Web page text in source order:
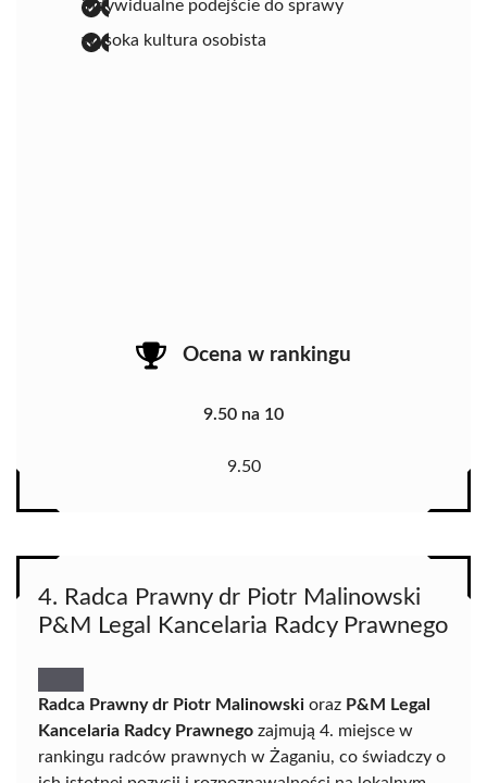
indywidualne podejście do sprawy
wysoka kultura osobista
Ocena w rankingu
9.50 na 10
9.50
4. Radca Prawny dr Piotr Malinowski
P&M Legal Kancelaria Radcy Prawnego
Radca Prawny dr Piotr Malinowski oraz P&M Legal
Kancelaria Radcy Prawnego zajmują 4. miejsce w
rankingu radców prawnych w Żaganiu, co świadczy o